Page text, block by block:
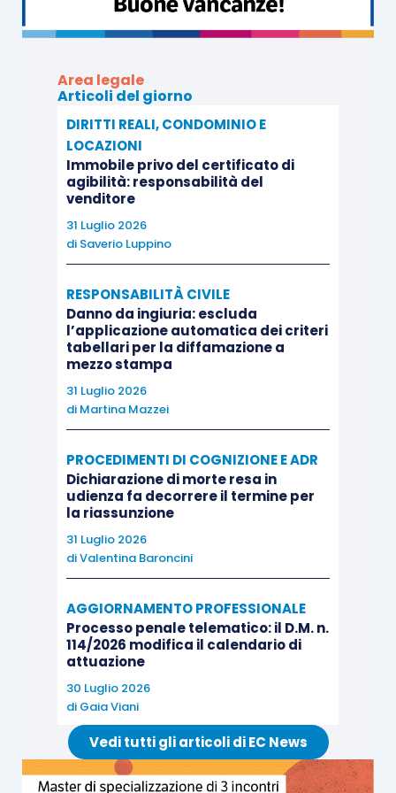
proprio in ragione della diversa individuazione del
momento di cessazione della condotta omissiva.
Si tratta di un passaggio di particolare interesse
operativo. La permanenza dell’illecito non
determina infatti un effetto “espansivo”
automatico e indistinto, ma richiede una verifica
rigorosa della persistenza dell’omissione in
relazione a ciascun rapporto professionale.
grande rilievo pratico, soprattutto per gli studi
professionali organizzati, quello della
responsabilità personale dell’avvocato rispetto
Nel caso esaminato, il professionista aveva
sostenuto che la gestione dei pagamenti fosse
affidata ad altri soggetti all’interno
dell’organizzazione professionale. Il CNF, tuttavia,
richiama il principio secondo cui l’avvocato resta
personalmente responsabile delle condotte
l’organizzazione interna dello studio non esclude
suitasdella condotta disciplinarmente
rilevante.
modelli organizzativi sempre più strutturati non
attenua il dovere di vigilanza del professionista
Area legale
Articoli del giorno
DIRITTI REALI, CONDOMINIO E
LOCAZIONI
Immobile privo del certificato di
agibilità: responsabilità del
venditore
31 Luglio 2026
di Saverio Luppino
RESPONSABILITÀ CIVILE
Danno da ingiuria: escluda
l’applicazione automatica dei criteri
tabellari per la diffamazione a
mezzo stampa
31 Luglio 2026
di Martina Mazzei
PROCEDIMENTI DI COGNIZIONE E ADR
Dichiarazione di morte resa in
udienza fa decorrere il termine per
la riassunzione
31 Luglio 2026
diValentina Baroncini
AGGIORNAMENTO PROFESSIONALE
Processo penale telematico: il D.M. n.
114/2026 modifica il calendario di
attuazione
30 Luglio 2026
di Gaia Viani
Vedi tutti gli articoli di EC News